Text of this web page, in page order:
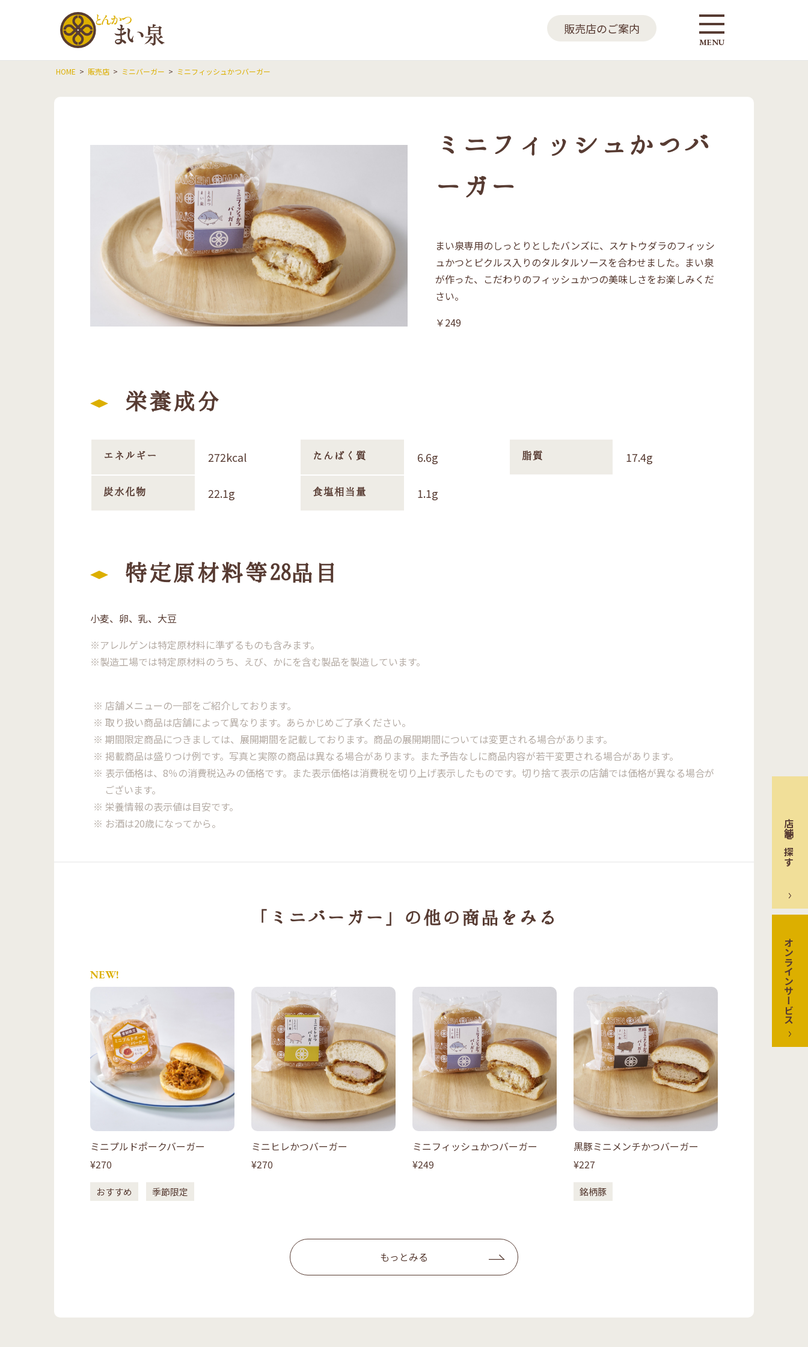
販売店のご案内
MENU
店舗を探す
オンラインサービス
HOME 販売店 ミニバーガー ミニフィッシュかつバーガー
ミニフィッシュかつバ
ーガー
まい泉専用のしっとりとしたバンズに、スケトウダラのフィッシ
ュかつとピクルス入りのタルタルソースを合わせました。まい泉
が作った、こだわりのフィッシュかつの美味しさをお楽しみくだ
さい。
￥249
栄養成分
エネルギー 272kcal たんぱく質 6.6g 脂質 17.4g
炭水化物 22.1g 食塩相当量 1.1g
特定原材料等28品目
小麦、卵、乳、大豆
※アレルゲンは特定原材料に準ずるものも含みます。
※製造工場では特定原材料のうち、えび、かにを含む製品を製造しています。
※ 店舗メニューの一部をご紹介しております。
※ 取り扱い商品は店舗によって異なります。あらかじめご了承ください。
※ 期間限定商品につきましては、展開期間を記載しております。商品の展開期間については変更される場合があります。
※ 掲載商品は盛りつけ例です。写真と実際の商品は異なる場合があります。また予告なしに商品内容が若干変更される場合があります。
※ 表示価格は、8％の消費税込みの価格です。また表示価格は消費税を切り上げ表示したものです。切り捨て表示の店舗では価格が異なる場合が
ございます。
※ 栄養情報の表示値は目安です。
※ お酒は20歳になってから。
「ミニバーガー」の他の商品をみる
NEW!
ミニプルドポークバーガー
¥270
おすすめ 季節限定
ミニヒレかつバーガー
¥270
ミニフィッシュかつバーガー
¥249
黒豚ミニメンチかつバーガー
¥227
銘柄豚
もっとみる